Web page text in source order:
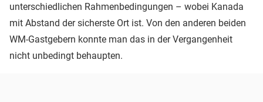
unterschiedlichen Rahmenbedingungen – wobei Kanada
mit Abstand der sicherste Ort ist. Von den anderen beiden
WM-Gastgebern konnte man das in der Vergangenheit
nicht unbedingt behaupten.